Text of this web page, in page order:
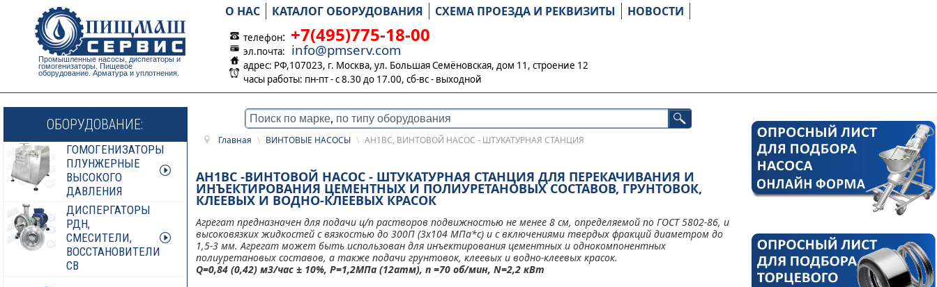
Промышленные насосы, диспегаторы и
гомогенизаторы. Пищевое
оборудование. Арматура и уплотнения.
О НАС КАТАЛОГ ОБОРУДОВАНИЯ СХЕМА ПРОЕЗДА И РЕКВИЗИТЫ НОВОСТИ
телефон: +7(495)775-18-00
эл.почта: info@pmserv.com
адрес: РФ,107023, г. Москва, ул. Большая Семёновская, дом 11, строение 12
часы работы: пн-пт - с 8.30 до 17.00, сб-вс - выходной
ОБОРУДОВАНИЕ:
ГОМОГЕНИЗАТОРЫ
ПЛУНЖЕРНЫЕ
ВЫСОКОГО
ДАВЛЕНИЯ
ДИСПЕРГАТОРЫ
РДН,
СМЕСИТЕЛИ,
ВОССТАНОВИТЕЛИ
СВ
Главная \ ВИНТОВЫЕ НАСОСЫ \ АН1ВС, ВИНТОВОЙ НАСОС - ШТУКАТУРНАЯ СТАНЦИЯ
АН1ВС -ВИНТОВОЙ НАСОС - ШТУКАТУРНАЯ СТАНЦИЯ ДЛЯ ПЕРЕКАЧИВАНИЯ И
ИНЪЕКТИРОВАНИЯ ЦЕМЕНТНЫХ И ПОЛИУРЕТАНОВЫХ СОСТАВОВ, ГРУНТОВОК,
КЛЕЕВЫХ И ВОДНО-КЛЕЕВЫХ КРАСОК
Агрегат предназначен для подачи ц/п растворов подвижностью не менее 8 см, определяемой по ГОСТ 5802-86, и
высоковязких жидкостей с вязкостью до 300П (3х104 МПа*с) и с включениями твердых фракций диаметром до
1,5-3 мм. Агрегат может быть использован для инъектирования цементных и однокомпонентных
полиуретановых составов, а также подачи грунтовок, клеевых и водно-клеевых красок.
Q=0,84 (0,42) м3/час ± 10%, Р=1,2МПа (12атм), n =70 об/мин, N=2,2 кВт